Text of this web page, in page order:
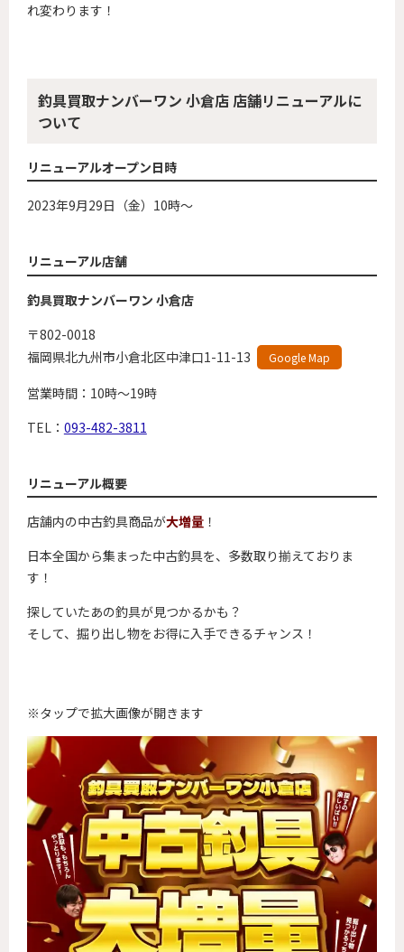
れ変わります！
釣具買取ナンバーワン 小倉店 店舗リニューアルに
ついて
リニューアルオープン日時
2023年9月29日（金）10時～
リニューアル店舗
釣具買取ナンバーワン 小倉店
〒802-0018
福岡県北九州市小倉北区中津口1-11-13
Google Map
営業時間：10時～19時
TEL： 093-482-3811
リニューアル概要
店舗内の中古釣具商品が大増量！
日本全国から集まった中古釣具を、多数取り揃えておりま
す！
探していたあの釣具が見つかるかも？
そして、掘り出し物をお得に入手できるチャンス！
※タップで拡大画像が開きます